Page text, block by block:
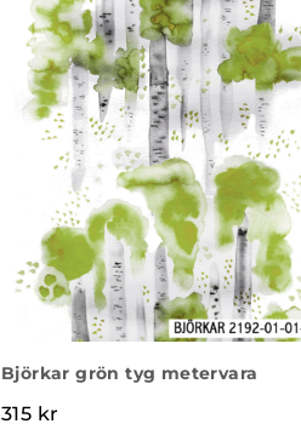
Björkar grön tyg metervara
315 kr